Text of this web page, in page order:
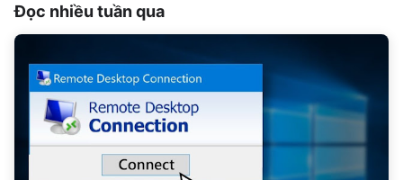
Đọc nhiều tuần qua